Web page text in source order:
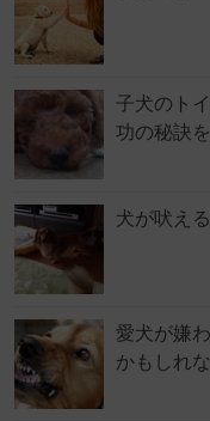
子犬のト
功の秘訣
犬が吠え
愛犬が嫌
かもしれ